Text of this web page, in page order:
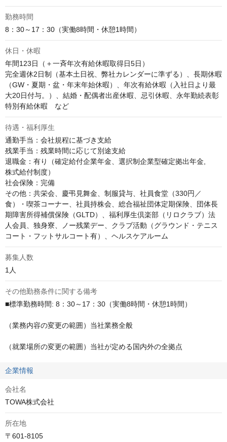
勤務時間
8：30～17：30（実働8時間・休憩1時間）
休日・休暇
年間123日（＋一斉年次有給休暇取得日5日）
完全週休2日制（基本土日祝、弊社カレンダーに準ずる）、長期休暇
（GW・夏期・盆・年末年始休暇）、年次有給休暇（入社日より最
大20日付与。）、結婚・配偶者出産休暇、忌引休暇、永年勤続表彰
特別有給休暇　など
待遇・福利厚生
通勤手当：会社規程に基づき支給
残業手当：残業時間に応じて別途支給
退職金：有り（確定給付企業年金、選択制企業型確定拠出年金,
株式給付制度）
社会保険：完備
その他：共栄会、慶弔見舞金、制服貸与、社員食堂（330円／
食）・喫茶コーナー、社員持株会、総合福祉団体定期保険、団体長
期障害所得補償保険（GLTD）、福利厚生倶楽部（リロクラブ）法
人会員、独身寮、ノー残業デー、クラブ活動（グラウンド・テニス
コート・フットサルコート有）、ヘルスケアルーム
募集人数
1人
その他勤務条件に関する備考
■標準勤務時間: 8：30～17：30（実働8時間・休憩1時間）
（業務内容の変更の範囲）当社業務全般
（就業場所の変更の範囲）当社が定める国内外の全拠点
企業情報
会社名
TOWA株式会社
所在地
〒601-8105